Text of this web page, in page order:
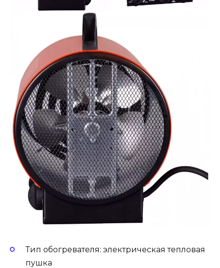
Тип обогревателя: электрическая тепловая
пушка